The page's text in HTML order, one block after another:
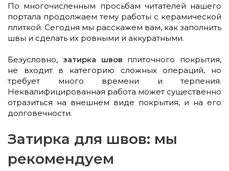
По многочисленным просьбам читателей нашего
портала продолжаем тему работы с керамической
плиткой. Сегодня мы расскажем вам, как заполнить
швы и сделать их ровными и аккуратными.
Безусловно, затирка швов плиточного покрытия,
не входит в категорию сложных операций, но
требует много времени и терпения.
Неквалифицированная работа может существенно
отразиться на внешнем виде покрытия, и на его
долговечности.
Затирка для швов: мы
рекомендуем